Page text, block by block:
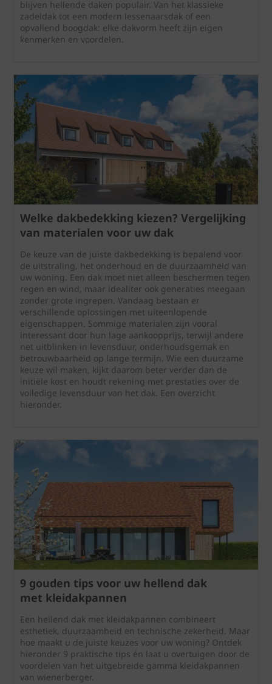
blijven hellende daken populair. Van het klassieke
zadeldak tot een modern lessenaarsdak of een
opvallend boogdak: elke dakvorm heeft zijn eigen
kenmerken en voordelen.
Welke dakbedekking kiezen? Vergelijking
van materialen voor uw dak
De keuze van de juiste dakbedekking is bepalend voor
de uitstraling, het onderhoud en de duurzaamheid van
uw woning. Een dak moet niet alleen beschermen tegen
regen en wind, maar idealiter ook generaties meegaan
zonder grote ingrepen. Vandaag bestaan er
verschillende oplossingen met uiteenlopende
eigenschappen. Sommige materialen zijn vooral
interessant door hun lage aankoopprijs, terwijl andere
net uitblinken in levensduur, onderhoudsgemak en
betrouwbaarheid op lange termijn. Wie een duurzame
keuze wil maken, kijkt daarom beter verder dan de
initiële kost en houdt rekening met prestaties over de
volledige levensduur van het dak. Een overzicht
hieronder.
9 gouden tips voor uw hellend dak
met kleidakpannen
Een hellend dak met kleidakpannen combineert
esthetiek, duurzaamheid en technische zekerheid. Maar
hoe maakt u de juiste keuzes voor uw woning? Ontdek
hieronder 9 praktische tips én laat u overtuigen door de
voordelen van het uitgebreide gamma kleidakpannen
van wienerberger.